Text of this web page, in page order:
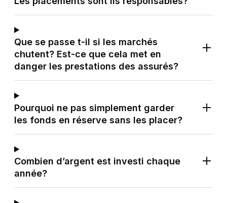
Que se passe t-il si les marchés
chutent? Est-ce que cela met en
danger les prestations des assurés?
Pourquoi ne pas simplement garder
les fonds en réserve sans les placer?
Combien d’argent est investi chaque
année?